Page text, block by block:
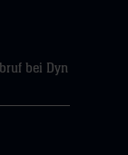
bei Dyn